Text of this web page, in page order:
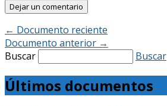
← Documento reciente
Documento anterior →
Buscar
Buscar
Últimos documentos